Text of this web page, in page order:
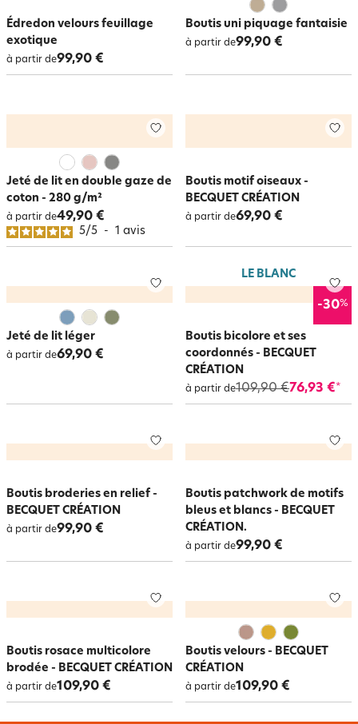
Édredon velours feuillage
exotique
à partir de99,90 €
Boutis uni piquage fantaisie
à partir de99,90 €
Jeté de lit en double gaze de
coton - 280 g/m²
à partir de49,90 €
5/5 - 1 avis
Boutis motif oiseaux -
BECQUET CRÉATION
à partir de69,90 €
Jeté de lit léger
à partir de69,90 €
LE BLANC
-30%
Boutis bicolore et ses
coordonnés - BECQUET
CRÉATION
à partir de109,90 €76,93 €*
Boutis broderies en relief -
BECQUET CRÉATION
à partir de99,90 €
Boutis patchwork de motifs
bleus et blancs - BECQUET
CRÉATION.
à partir de99,90 €
Boutis rosace multicolore
brodée - BECQUET CRÉATION
à partir de109,90 €
Boutis velours - BECQUET
CRÉATION
à partir de109,90 €